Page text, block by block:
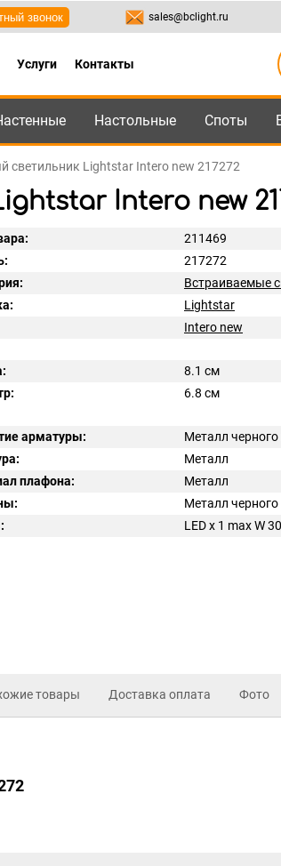
8-800-550-95-45 sales@bclight.ru
звонок sales@bclight.ru
Услуги Контакты
Настольные Споты
светильник Lightstar Intero new 217272
Intero new
211469
217272
Встраиваемые
Lightstar
Intero new
8.1 см
6.8 см
арматуры:
Металл черного
Металл
плафона:
Металл
Металл черного
LED x 1 max W
товары Доставка оплата Фото